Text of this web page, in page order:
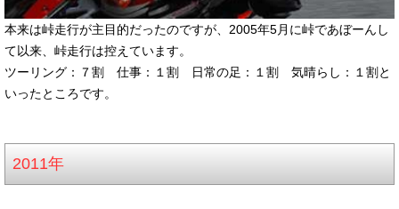
本来は峠走行が主目的だったのですが、2005年5月に峠であぼーんし
て以来、峠走行は控えています。
ツーリング：７割 仕事：１割 日常の足：１割 気晴らし：１割と
いったところです。
2011年